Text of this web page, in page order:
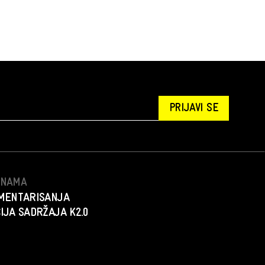
PRIJAVI SE
SADRŽAJA K2.0